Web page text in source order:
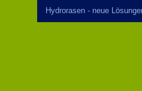
Hydrorasen - neue